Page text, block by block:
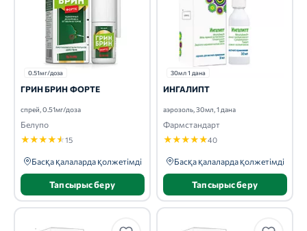
0.51мг/доза
ГРИН БРИН ФОРТЕ
спрей, 0.51мг/доза
Белупо
★★★★★15
Басқа қалаларда қолжетімді
Тапсырыс беру
30мл 1 дана
ИНГАЛИПТ
аэрозоль, 30мл, 1 дана
Фармстандарт
★★★★★40
Басқа қалаларда қолжетімді
Тапсырыс беру